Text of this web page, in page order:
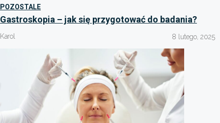
POZOSTALE
Gastroskopia – jak się przygotować do badania?
Karol 8 lutego, 2025